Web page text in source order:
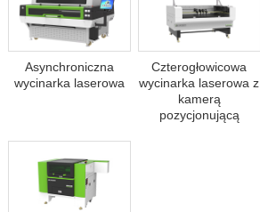
Asynchroniczna
wycinarka laserowa
Czterogłowicowa
wycinarka laserowa z
kamerą
pozycjonującą